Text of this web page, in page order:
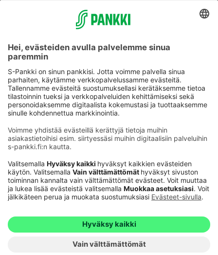
Käyttöehdot
Saavutettavuusseloste
Evästeet
Verkkopalvelujen käytön edellytykset